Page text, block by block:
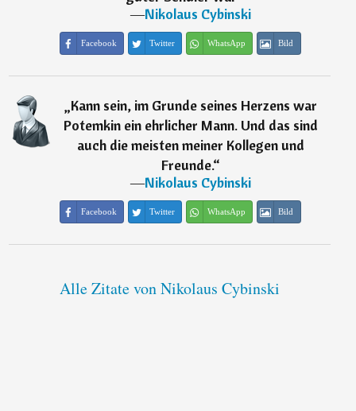
―Nikolaus Cybinski
Facebook Twitter WhatsApp Bild
„Kann sein, im Grunde seines Herzens war
Potemkin ein ehrlicher Mann. Und das sind
auch die meisten meiner Kollegen und
Freunde.“
―Nikolaus Cybinski
Facebook Twitter WhatsApp Bild
Alle Zitate von Nikolaus Cybinski